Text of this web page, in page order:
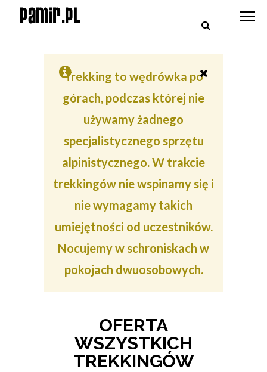
Trekking to wędrówka po
górach, podczas której nie
używamy żadnego
specjalistycznego sprzętu
alpinistycznego. W trakcie
trekkingów nie wspinamy się i
nie wymagamy takich
umiejętności od uczestników.
Nocujemy w schroniskach w
pokojach dwuosobowych.
OFERTA
WSZYSTKICH
TREKKINGÓW